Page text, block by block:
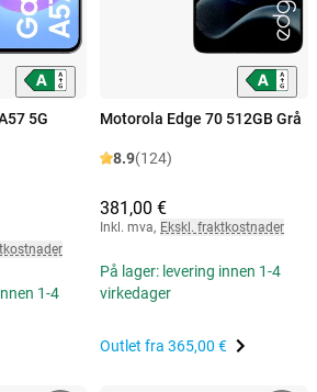
5G
1-4
Motorola Edge 70 512GB Grå
8.9(124)
381,00 €
Inkl. mva, Ekskl. fraktkostnader
På lager: levering innen 1-4
virkedager
Outlet fra 365,00 €